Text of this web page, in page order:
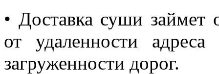
• Доставка суши займет
от удаленности
загруженности дорог.